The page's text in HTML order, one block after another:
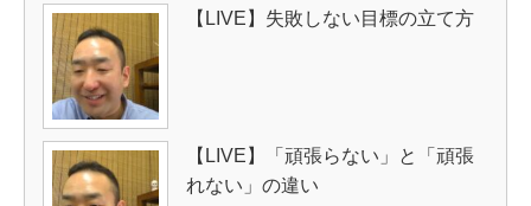
【LIVE】失敗しない目標の立て方
【LIVE】「頑張らない」と「頑張
れない」の違い